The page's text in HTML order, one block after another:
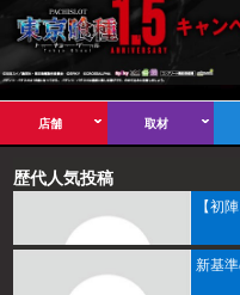
店舗 取材
歴代人気投稿
【初
新基